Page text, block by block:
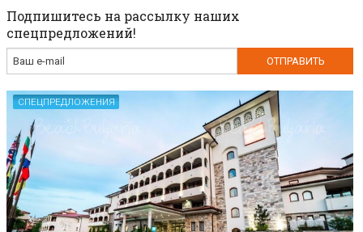
Подпишитесь на рассылку наших
спецпредложений!
СПЕЦПРЕДЛОЖЕНИЯ